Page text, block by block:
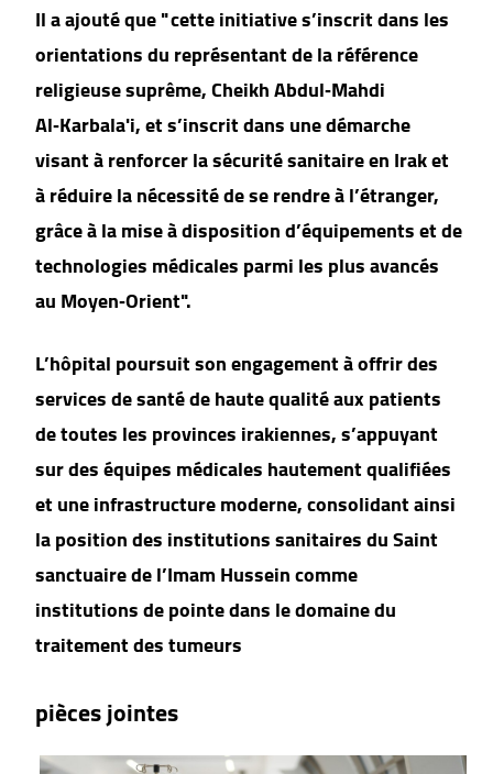
Il a ajouté que " cette initiative s’inscrit dans les
orientations du représentant de la référence
religieuse suprême, Cheikh Abdul‑Mahdi
Al‑Karbala'i, et s’inscrit dans une démarche
visant à renforcer la sécurité sanitaire en Irak et
à réduire la nécessité de se rendre à l’étranger,
grâce à la mise à disposition d’équipements et de
technologies médicales parmi les plus avancés
au Moyen‑Orient".
L’hôpital poursuit son engagement à offrir des
services de santé de haute qualité aux patients
de toutes les provinces irakiennes, s’appuyant
sur des équipes médicales hautement qualifiées
et une infrastructure moderne, consolidant ainsi
la position des institutions sanitaires du Saint
sanctuaire de l’Imam Hussein comme
institutions de pointe dans le domaine du
traitement des tumeurs
pièces jointes